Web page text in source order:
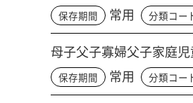
保存期間 常用 分類コー
母子父子寡婦父子家庭
保存期間 常用 分類コー